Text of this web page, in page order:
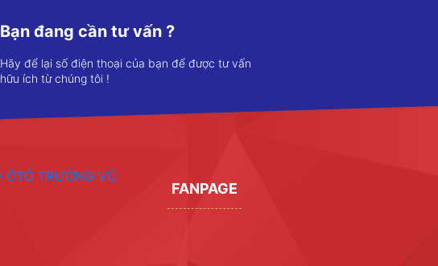
Bạn đang cần tư vấn ?
Hãy để lại số điện thoại của bạn để được tư vấn
hữu ích từ chúng tôi !
FANPAGE